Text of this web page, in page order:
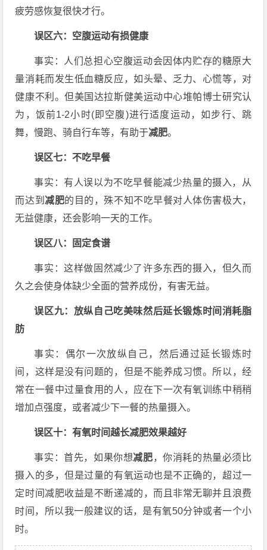
疲劳感恢复很快才行。
误区六：空腹运动有损健康
事实：人们总担心空腹运动会因体内贮存的糖原大
量消耗而发生低血糖反应，如头晕、乏力、心慌等，对
健康不利。但美国达拉斯健美运动中心堆帕博士研究认
为，饭前1-2小时(即空腹)进行适度运动，如步行、跳
舞，慢跑、骑自行车等，有助于减肥。
误区七：不吃早餐
事实：有人误以为不吃早餐能减少热量的摄入，从
而达到 减肥的目的，殊不知不吃早餐对人体伤害极大，
无益健康，还会影响一天的工作。
误区八：固定食谱
事实：这样做固然减少了许多东西的摄入，但久而
久之会使身体缺少全面的营养成份，有害无益。
误区九：放纵自己吃美味然后延长锻炼时间消耗脂
肪
事实：偶尔一次放纵自己，然后通过延长锻炼时
间，这样是没有问题的，但是不能养成习惯。所以，经
常在一餐中过量食用的人，应在下一次有氧训练中稍稍
增加点强度，或者减少下一餐的热量摄入。
误区十：有氧时间越长减肥效果越好
事实：首先，如果你想减肥，你消耗的热量必须比
摄入的多，但是过量的有氧运动也是不正确的，超过一
定时间减肥收益是不断递减的，而且非常无聊并且浪费
时间，所以我一般建议的话，是有氧50分钟或者一个小
时。